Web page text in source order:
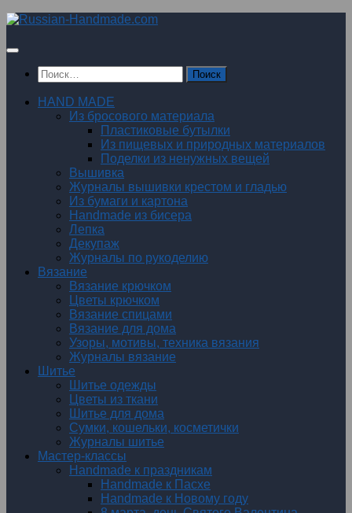
Перейти
содержимому
Найти:
HAND MADE
Из бросового материала
Пластиковые бутылки
Из пищевых и природных материалов
Поделки из ненужных вещей
Вышивка
Журналы вышивки крестом и гладью
Из бумаги и картона
Handmade из бисера
Лепка
Декупаж
Журналы по рукоделию
Вязание
Вязание крючком
Цветы крючком
Вязание спицами
Вязание для дома
Узоры, мотивы, техника вязания
Журналы вязание
Шитье
Шитье одежды
Цветы из ткани
Шитье для дома
Сумки, кошельки, косметички
Журналы шитье
Мастер-классы
Handmade к праздникам
Handmade к Пасхе
Handmade к Новому году